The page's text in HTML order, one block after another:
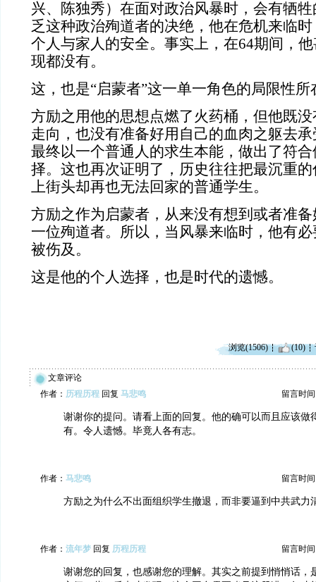
兴、陈独秀）在面对政治风暴时，会有牺
乏这种政治殉道者的决绝，他在危机来临
个人与家人的安全。事实上，在64期间，
现都没有。
这，也是“启蒙者”这一单一角色的局限性所
方励之用他的思想点燃了火药桶，但他既
走向，也没有准备好用自己的血肉之躯去
最终以一个普通人的求生本能，做出了符
择。这也再次证明了，历史往往把最沉重
上街头却再也无法回家的普通学生。
方励之作为启蒙者，从来没有想到或者准
一位殉道者。所以，当风暴来临时，他有
被伤及。
这是他的个人选择，也是时代的遗憾。
浏览(1506) (10)
文章评论
作者： 历程历程 回复 马悲鸣 留言时间
谢谢你的提问。请看上面的回复。他的确可以而且应该做
有。令人遗憾。毕竟人各有志。
作者： 马悲鸣 留言时间
方励之为什么不出面组织学生撤退，而非要逼到中共武力
作者： 流年梦 回复 历程历程 留言时间
谢谢您的回复，也感谢您的理解。其实之前提到悄悄话，